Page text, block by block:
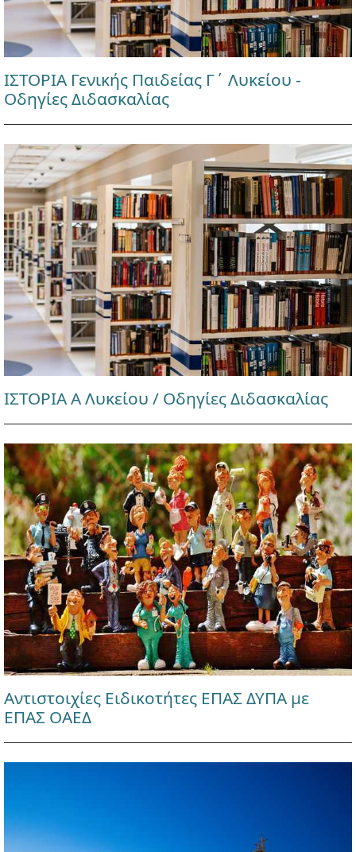
ΙΣΤΟΡΙΑ Γενικής Παιδείας Γ΄ Λυκείου -
Οδηγίες Διδασκαλίας
ΙΣΤΟΡΙΑ Α Λυκείου / Οδηγίες Διδασκαλίας
Αντιστοιχίες Ειδικοτήτες ΕΠΑΣ ΔΥΠΑ με
ΕΠΑΣ ΟΑΕΔ